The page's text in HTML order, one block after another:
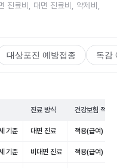
진료비, 대면 진료비, 약제비,
대상포진 예방접종 독감
진료 방식 건강보험 적용
기준 대면 진료 적용(급여)
기준 비대면 진료 적용(급여)